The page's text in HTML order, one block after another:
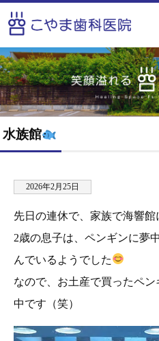
水族館
2026年2月25日
先日の連休で、家族で海響館
2歳の息子は、ペンギンに夢
んでいるようでした
なので、お土産で買ったペ
中です（笑）